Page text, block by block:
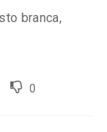
branca,
0